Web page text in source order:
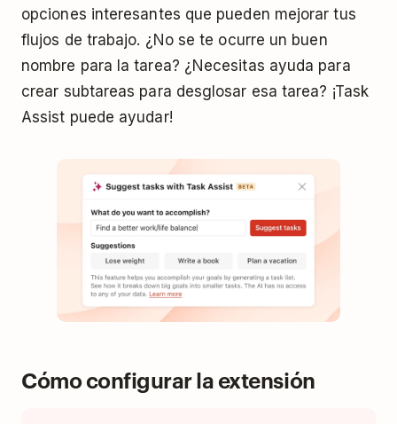
opciones interesantes que pueden mejorar tus
flujos de trabajo. ¿No se te ocurre un buen
nombre para la tarea? ¿Necesitas ayuda para
crear subtareas para desglosar esa tarea? ¡Task
Assist puede ayudar!
Cómo configurar la extensión